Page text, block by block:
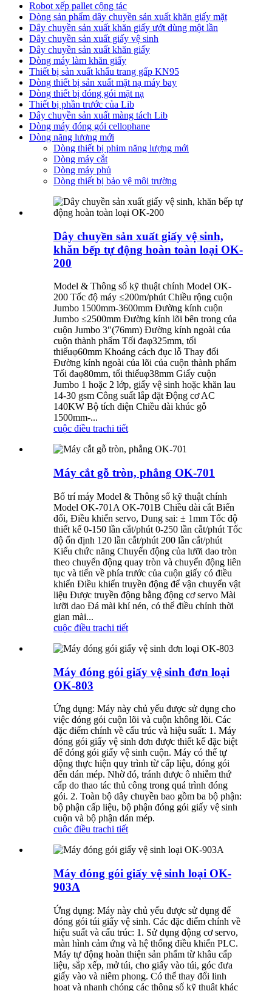
Robot xếp pallet cộng tác
Dòng sản phẩm dây chuyền sản xuất khăn giấy mặt
Dây chuyền sản xuất khăn giấy ướt dùng một lần
Dây chuyền sản xuất giấy vệ sinh
Dây chuyền sản xuất khăn giấy
Dòng máy làm khăn giấy
Thiết bị sản xuất khẩu trang gấp KN95
Dòng thiết bị sản xuất mặt nạ máy bay
Dòng thiết bị đóng gói mặt nạ
Thiết bị phần trước của Lib
Dây chuyền sản xuất màng tách Lib
Dòng máy đóng gói cellophane
Dòng năng lượng mới
Dòng thiết bị phim năng lượng mới
Dòng máy cắt
Dòng máy phủ
Dòng thiết bị bảo vệ môi trường
Dây chuyền sản xuất giấy vệ sinh,
khăn bếp tự động hoàn toàn loại OK-
200
Model & Thông số kỹ thuật chính Model OK-
200 Tốc độ máy ≤200m/phút Chiều rộng cuộn
Jumbo 1500mm-3600mm Đường kính cuộn
Jumbo ≤2500mm Đường kính lõi bên trong của
cuộn Jumbo 3″(76mm) Đường kính ngoài của
cuộn thành phẩm Tối đaφ325mm, tối
thiểuφ60mm Khoảng cách đục lỗ Thay đổi
Đường kính ngoài của lõi của cuộn thành phẩm
Tối đaφ80mm, tối thiểuφ38mm Giấy cuộn
Jumbo 1 hoặc 2 lớp, giấy vệ sinh hoặc khăn lau
14-30 gsm Công suất lắp đặt Động cơ AC
140KW Bộ tích điện Chiều dài khúc gỗ
1500mm-...
cuộc điều trachi tiết
Máy cắt gỗ tròn, phẳng OK-701
Bố trí máy Model & Thông số kỹ thuật chính
Model OK-701A OK-701B Chiều dài cắt Biến
đổi, Điều khiển servo, Dung sai: ± 1mm ​​Tốc độ
thiết kế 0-150 lần cắt/phút 0-250 lần cắt/phút Tốc
độ ổn định 120 lần cắt/phút 200 lần cắt/phút
Kiểu chức năng Chuyển động của lưỡi dao tròn
theo chuyển động quay tròn và chuyển động liên
tục và tiến về phía trước của cuộn giấy có điều
khiển Điều khiển truyền động để vận chuyển vật
liệu Được truyền động bằng động cơ servo Mài
lưỡi dao Đá mài khí nén, có thể điều chỉnh thời
gian mài...
cuộc điều trachi tiết
Máy đóng gói giấy vệ sinh đơn loại
OK-803
Ứng dụng: Máy này chủ yếu được sử dụng cho
việc đóng gói cuộn lõi và cuộn không lõi. Các
đặc điểm chính về cấu trúc và hiệu suất: 1. Máy
đóng gói giấy vệ sinh đơn được thiết kế đặc biệt
để đóng gói giấy vệ sinh cuộn. Máy có thể tự
động thực hiện quy trình từ cấp liệu, đóng gói
đến dán mép. Nhờ đó, tránh được ô nhiễm thứ
cấp do thao tác thủ công trong quá trình đóng
gói. 2. Toàn bộ dây chuyền bao gồm ba bộ phận:
bộ phận cấp liệu, bộ phận đóng gói giấy vệ sinh
cuộn và bộ phận dán mép.
cuộc điều trachi tiết
Máy đóng gói giấy vệ sinh loại OK-
903A
Ứng dụng: Máy này chủ yếu được sử dụng để
đóng gói túi giấy vệ sinh. Các đặc điểm chính về
hiệu suất và cấu trúc: 1. Sử dụng động cơ servo,
màn hình cảm ứng và hệ thống điều khiển PLC.
Máy tự động hoàn thiện sản phẩm từ khâu cấp
liệu, sắp xếp, mở túi, cho giấy vào túi, góc đưa
giấy vào và niêm phong. Có thể thay đổi linh
hoạt và nhanh chóng các thông số kỹ thuật khác